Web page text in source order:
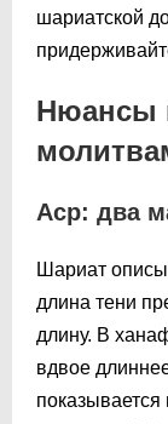
шариатской
Нюансы
Аср: два
Шариат
длина тени
длину. В
вдвое